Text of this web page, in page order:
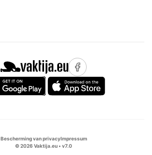
Bescherming van privacyImpressum
©2026 Vaktija.eu • v7.0